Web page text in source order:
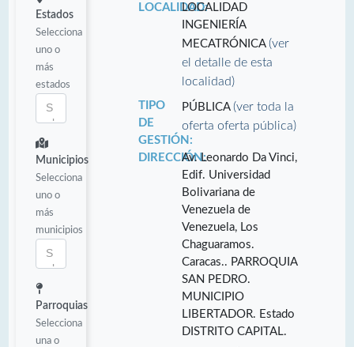
Estados
Selecciona
uno o
más
estados
Municipios
Selecciona
uno o
más
municipios
Parroquias
Selecciona
una o
LOCALIDAD:LOCALIDAD
INGENIERÍA
MECATRÓNICA(ver
el detalle de esta
localidad)
TIPO
DE
GESTIÓN:
PÚBLICA(ver toda la
oferta oferta pública)
DIRECCIÓN:Av. Leonardo Da Vinci,
Edif. Universidad
Bolivariana de
Venezuela de
Venezuela, Los
Chaguaramos.
Caracas.. PARROQUIA
SAN PEDRO.
MUNICIPIO
LIBERTADOR. Estado
DISTRITO CAPITAL.